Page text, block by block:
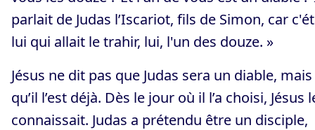
parlait de Judas l’Iscariot, fils de Simon, car
lui qui allait le trahir, lui, l'un des douze. »
Jésus ne dit pas que Judas sera un diable, mais
qu’il l’est déjà. Dès le jour où il l’a choisi, Jésus
connaissait. Judas a prétendu être un disciple,